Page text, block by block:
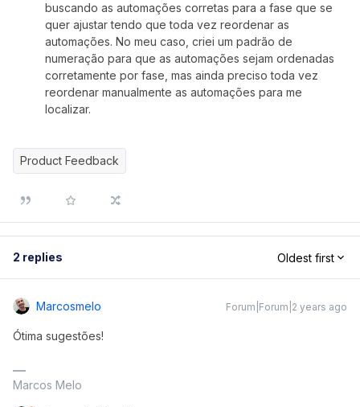
buscando as automações corretas para a fase que se
quer ajustar tendo que toda vez reordenar as
automações. No meu caso, criei um padrão de
numeração para que as automações sejam ordenadas
corretamente por fase, mas ainda preciso toda vez
reordenar manualmente as automações para me
localizar.
Product Feedback
2 replies Oldest first
Marcosmelo Forum|Forum|2 years ago
Ótima sugestões!
Marcos Melo